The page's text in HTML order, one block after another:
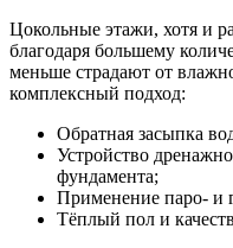
Цокольные этажи, хотя и
благодаря большему
меньше страдают от
комплексный подход:
Обратная засыпка
Устройство
фундамента;
Применение паро- и
Тёплый пол и